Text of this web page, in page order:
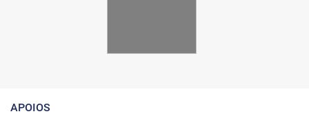
APOIOS